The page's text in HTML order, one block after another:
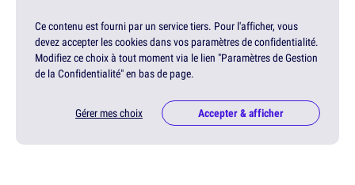
Ce contenu est fourni par un service tiers. Pour l'afficher, vous
devez accepter les cookies dans vos paramètres de confidentialité.
Modifiez ce choix à tout moment via le lien "Paramètres de Gestion
de la Confidentialité" en bas de page.
Gérer mes choix Accepter & afficher